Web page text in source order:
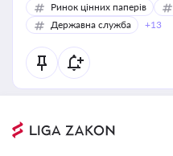
Ринок цінних паперів
Державна служба
+13